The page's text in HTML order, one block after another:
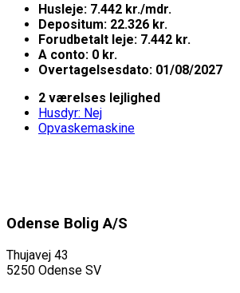
Husleje: 7.442 kr./mdr.
Depositum: 22.326 kr.
Forudbetalt leje: 7.442 kr.
A conto: 0 kr.
Overtagelsesdato: 01/08/2027
2 værelses lejlighed
Husdyr: Nej
Opvaskemaskine
Odense Bolig A/S
Thujavej 43
5250 Odense SV